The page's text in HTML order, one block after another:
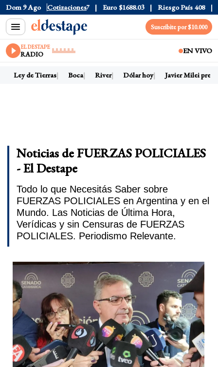
Dom 9 Ago Cotizaciones
Dólar CCL $1580.7 Euro $1688.03 Riesgo País 408
Suscribite por $10.000
EL DESTAPE
RADIO EN VIVO
Ley de Tierras Boca River Dólar hoy Javier Milei
Noticias de FUERZAS POLICIALES
- El Destape
Todo lo que Necesitás Saber sobre
FUERZAS POLICIALES en Argentina y en el
Mundo. Las Noticias de Última Hora,
Verídicas y sin Censuras de FUERZAS
POLICIALES. Periodismo Relevante.